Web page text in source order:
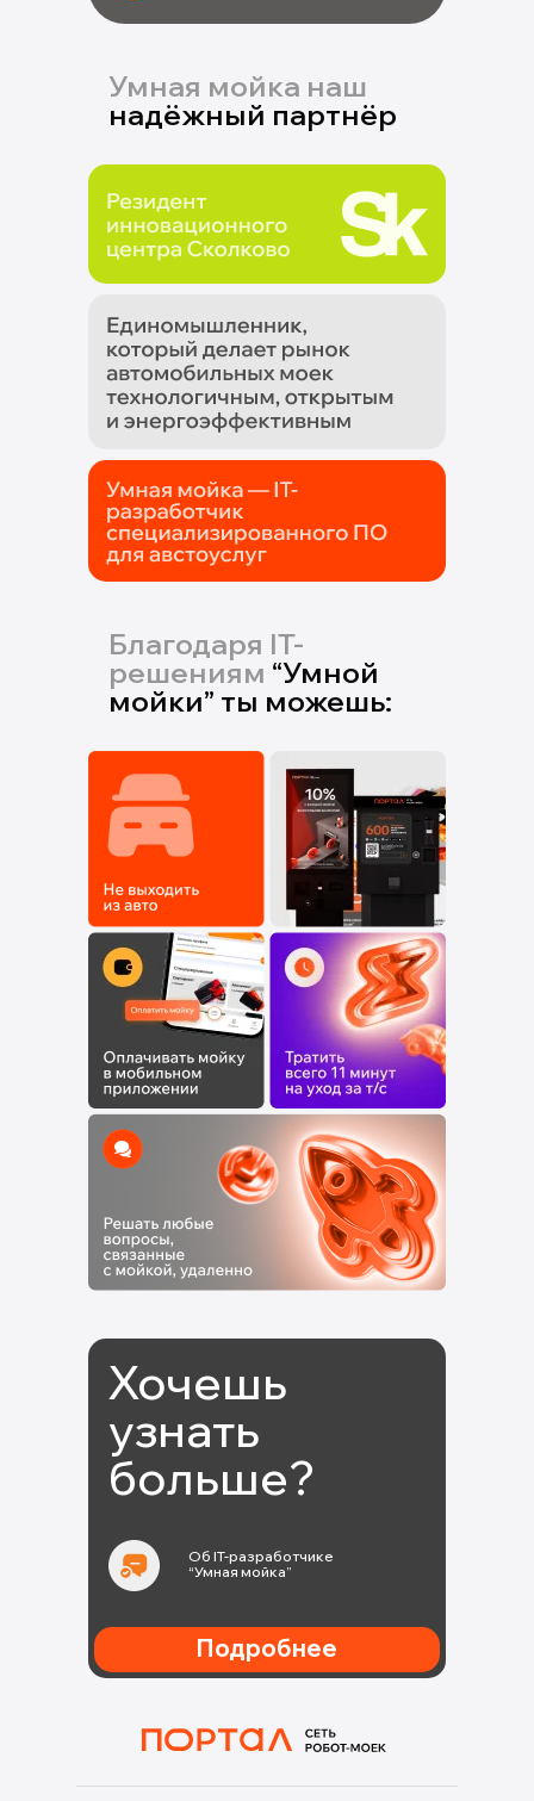
Умная мойка наш
надёжный партнёр
Благодаря IT-
решениям “Умной
мойки” ты можешь:
мойку
Решать любые
с мойкой, удаленно
Хочешь
узнать
больше?
Об IT-разработчике
“Умная мойка”
Подробнее